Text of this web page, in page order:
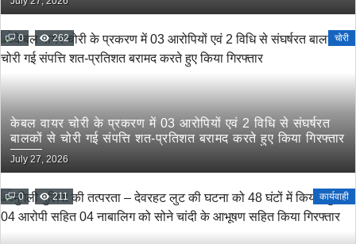
0 262 चोरी
केबल वायर चोरी के प्रकरण में 03 आरोपियों एवं 2 विधि से संघर्षरत
बालकों से चोरी गई संपत्ति शत-प्रतिशत बरामद करते हुए किया गिरफ्तार
July 27, 2026
0 211 कार्यवाही